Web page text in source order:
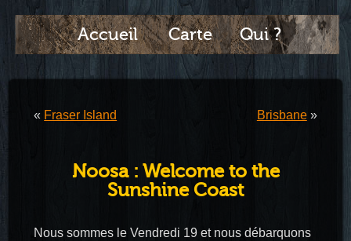
Accueil Carte Qui ?
« Fraser Island Brisbane»
Noosa : Welcome to the
Sunshine Coast
Nous sommes le Vendredi 19 et nous débarquons